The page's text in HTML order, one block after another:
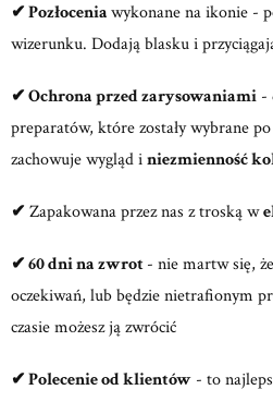
✔Pozłoceniawykonane na ikonie -
wizerunku. Dodają blasku i
✔Ochrona przed zarysowaniami-
preparatów, które zostały wybrane
zachowuje wygląd iniezmienność
✔ Zapakowana przez nas z troską w
✔ 60 dni na zwrot- nie martw się,
oczekiwań, lub będzie nietrafionym
czasie możesz ją zwrócić
✔ Polecenie od klientów- to